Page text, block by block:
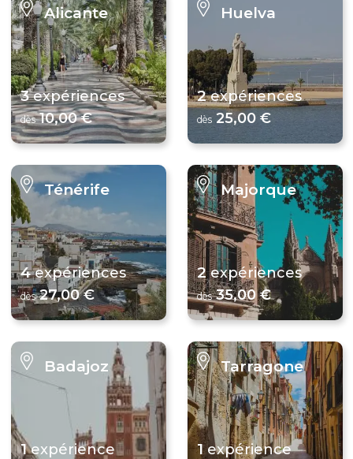
Alicante
3expériences
dès10,00 €
Huelva
2expériences
dès 25,00 €
Ténérife
4expériences
dès27,00 €
Majorque
2expériences
dès35,00 €
Badajoz
1expérience
Tarragone
1expérience